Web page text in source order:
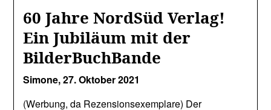
60 Jahre NordSüd Verlag!
Ein Jubiläum mit der
BilderBuchBande
Simone,27. Oktober 2021
(Werbung, da Rezensionsexemplare) Der